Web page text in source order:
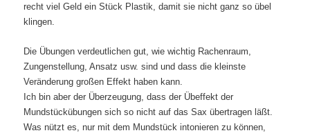
recht viel Geld ein Stück Plastik, damit sie nicht ganz so übel
klingen.
Die Übungen verdeutlichen gut, wie wichtig Rachenraum,
Zungenstellung, Ansatz usw. sind und dass die kleinste
Veränderung großen Effekt haben kann.
Ich bin aber der Überzeugung, dass der Übeffekt der
Mundstückübungen sich so nicht auf das Sax übertragen läßt.
Was nützt es, nur mit dem Mundstück intonieren zu können,